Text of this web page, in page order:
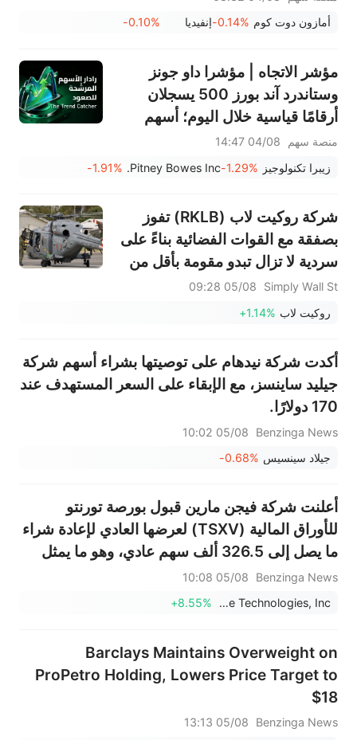
أمازون دوت كوم -0.14%إنفيديا -0.10%
مؤشر الاتجاه | مؤشرا داو جونز
وستاندرد آند بورز 500 يسجلان
أرقامًا قياسية خلال اليوم؛ أسهم
PRLB (+7.34%) وWSM
(+3.33%) تقود 4 اختراقات يومية؛
منصة سهم
04/08 14:47
زيبرا تكنولوجيز -1.29%
Pitney Bowes Inc.
-1.91%
شركة روكيت لاب (RKLB) تفوز
بصفقة مع القوات الفضائية بناءً على
سردية لا تزال تبدو مقومة بأقل من
قيمتها الحقيقية.
Simply Wall St
05/08 09:28
روكيت لاب +1.14%
أكدت شركة نيدهام على توصيتها بشراء أسهم شركة
جيليد ساينسز، مع الإبقاء على السعر المستهدف عند
170 دولارًا.
Benzinga News
05/08 10:02
جيلاد سينسيس -0.68%
أعلنت شركة فيجن مارين قبول بورصة تورنتو
للأوراق المالية (TSXV) لعرضها العادي لإعادة شراء
ما يصل إلى 326.5 ألف سهم عادي، وهو ما يمثل
حوالي 5% من الأسهم القائمة.
Benzinga News
05/08 10:08
Vision Marine Technologies, Inc.
+8.55%
Barclays Maintains Overweight on
ProPetro Holding, Lowers Price Target to
$18
Benzinga News
05/08 13:13